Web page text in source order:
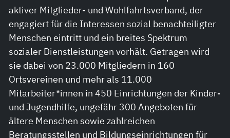
aktiver Mitglieder- und Wohlfahrtsverband, der
engagiert für die Interessen sozial benachteiligter
Menschen eintritt und ein breites Spektrum
sozialer Dienstleistungen vorhält. Getragen wird
sie dabei von 23.000 Mitgliedern in 160
Ortsvereinen und mehr als 11.000
Mitarbeiter*innen in 450 Einrichtungen der Kinder-
und Jugendhilfe, ungefähr 300 Angeboten für
ältere Menschen sowie zahlreichen
Beratungsstellen und Bildungseinrichtungen für